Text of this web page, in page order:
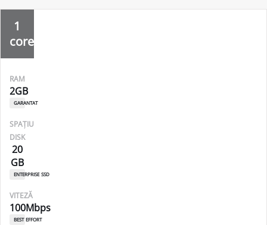
1
core
RAM
2GB
garantat
SPAȚIU
DISK
20
GB
enterprise ssd
VITEZĂ
100Mbps
best effort